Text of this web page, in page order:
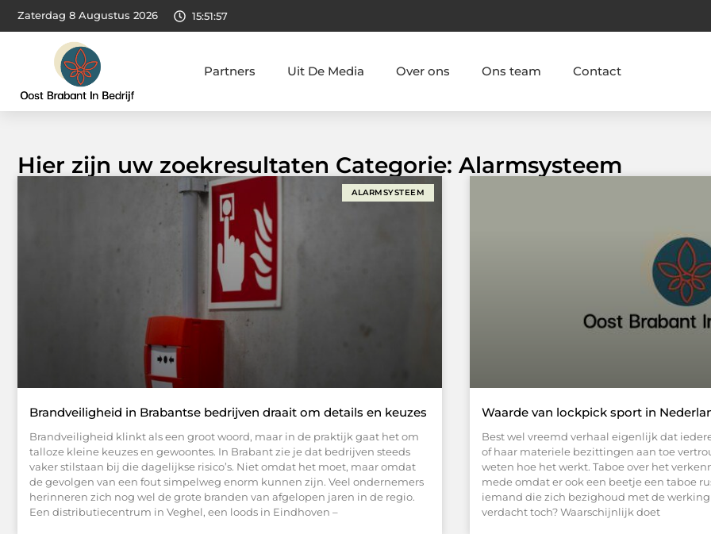
Zaterdag 8 Augustus 2026 15:51:57
Partners Uit De Media Over ons Ons team Contact
Hier zijn uw zoekresultaten Categorie: Alarmsysteem
ALARMSYSTEEM
Brandveiligheid in Brabantse bedrijven draait om details en keuzes
Brandveiligheid klinkt als een groot woord, maar in de praktijk gaat het om
talloze kleine keuzes en gewoontes. In Brabant zie je dat bedrijven steeds
vaker stilstaan bij die dagelijkse risico’s. Niet omdat het moet, maar omdat
de gevolgen van een fout simpelweg enorm kunnen zijn. Veel ondernemers
herinneren zich nog wel de grote branden van afgelopen jaren in de regio.
Een distributiecentrum in Veghel, een loods in Eindhoven –
Waarde van lockpick sport in
Best wel vreemd verhaal eigenlijk dat
of haar materiele bezittingen aan toe
weten hoe het werkt. Taboe over het
mede omdat er ook een beetje een taboe
iemand die zich bezighoud met de werking
verdacht toch? Waarschijnlijk doet